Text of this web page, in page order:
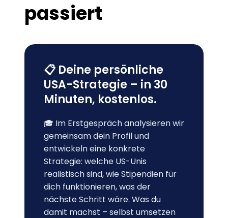
passiert
📋 Deine persönliche
USA-Strategie – in 30
Minuten, kostenlos.
🎓 Im Erstgespräch analysieren wir
gemeinsam dein Profil und
entwickeln eine konkrete
Strategie: welche US-Unis
realistisch sind, wie Stipendien für
dich funktionieren, was der
nächste Schritt wäre. Was du
damit machst – selbst umsetzen